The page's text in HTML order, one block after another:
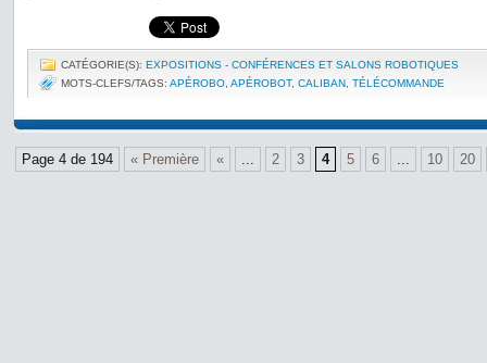
CATÉGORIE(S): EXPOSITIONS - CONFÉRENCES ET SALONS ROBOTIQUES
MOTS-CLEFS/TAGS: APÉROBO APÉROBOT, CALIBAN TÉLÉCOMMANDE
Page 4 de 194 « Première « ... 2 3 4 5 6 ... 10 20